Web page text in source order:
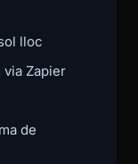
lloc
Zapier
de